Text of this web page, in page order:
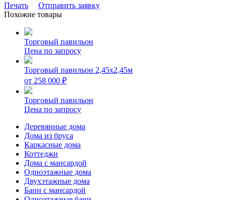
Печать
Отправить заявку
Похожие товары
Торговый павильон
Цена по запросу
Торговый павильон 2,45х2,45м
от 258 000 ₽
Торговый павильон
Цена по запросу
Деревянные дома
Дома из бруса
Каркасные дома
Коттеджи
Дома с мансардой
Одноэтажные дома
Двухэтажные дома
Бани с мансардой